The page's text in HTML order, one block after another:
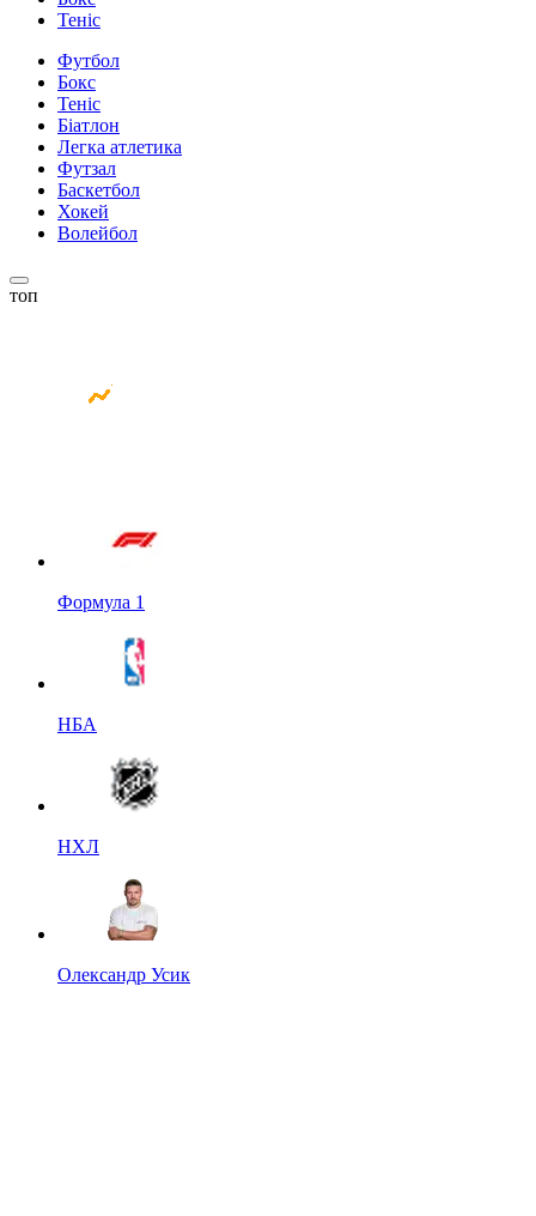
Теніс
Футбол
Бокс
Теніс
Біатлон
Легка атлетика
Футзал
Баскетбол
Хокей
Волейбол
топ
Формула 1
НБА
НХЛ
Олександр Усик